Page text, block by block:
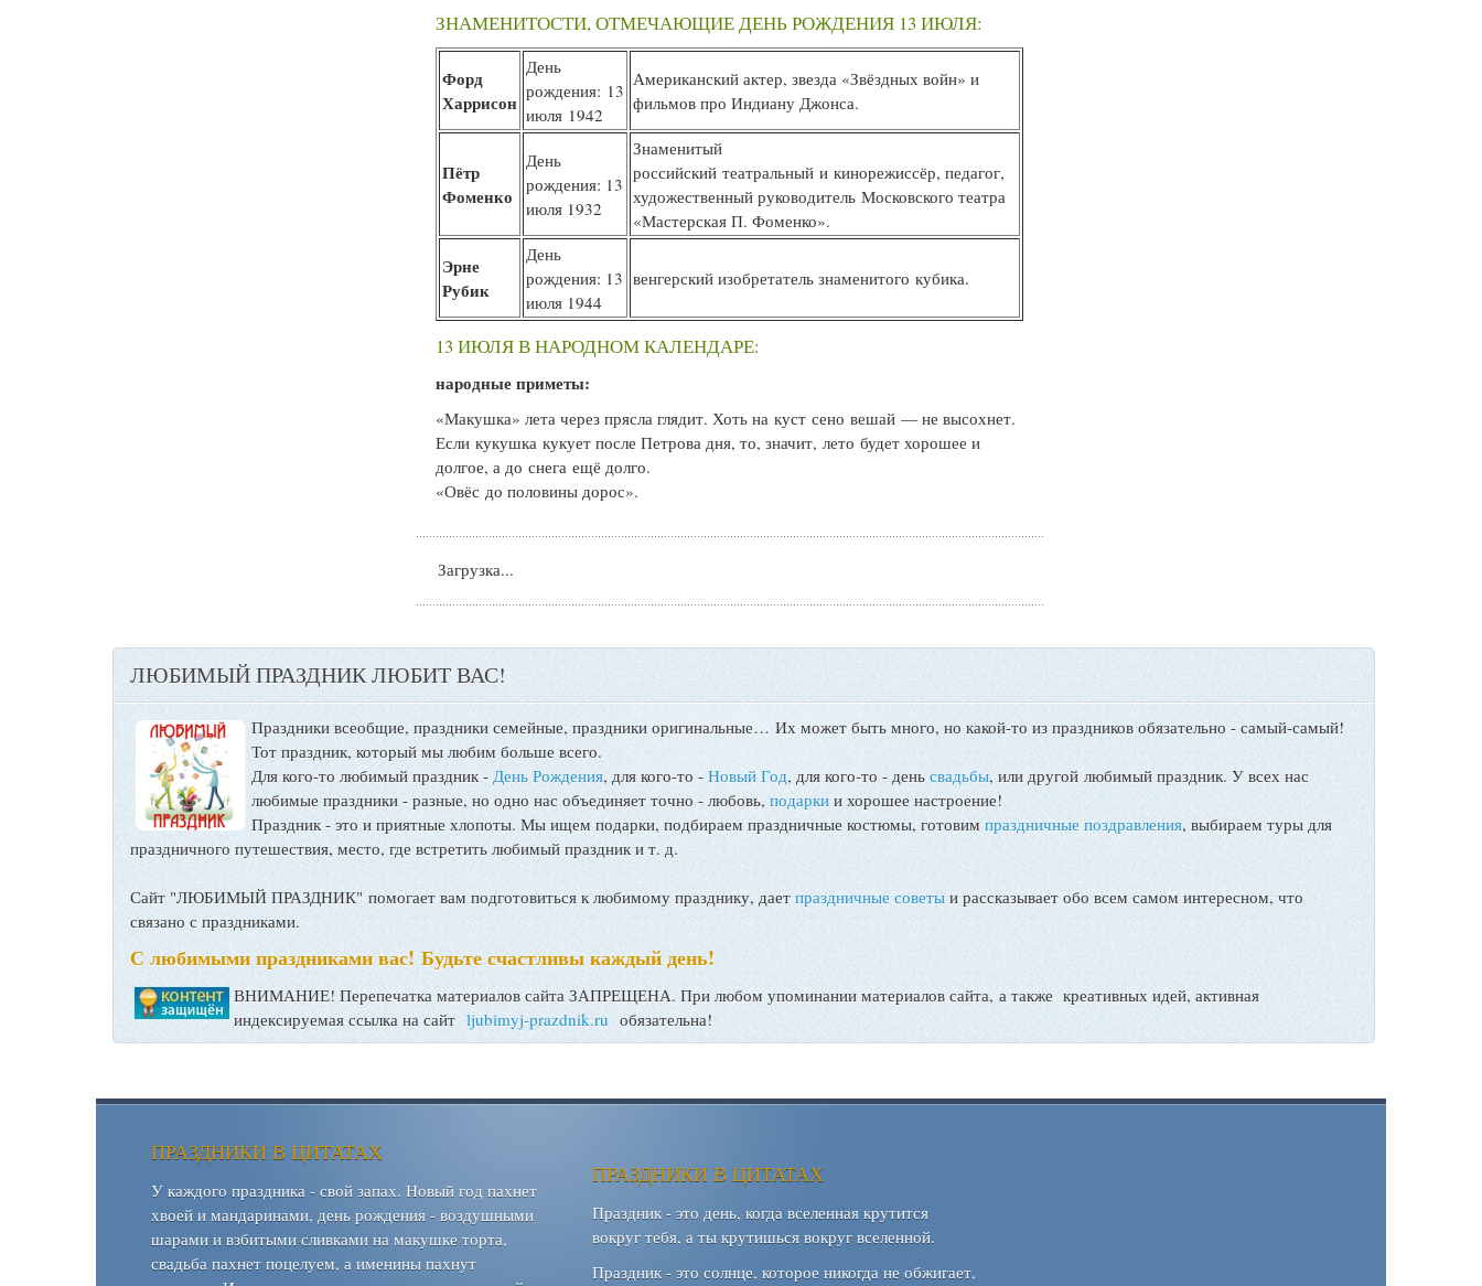
ЗНАМЕНИТОСТИ, ОТМЕЧАЮЩИЕ ДЕНЬ РОЖДЕНИЯ 13 ИЮЛЯ:
Форд
Харрисон
День
рождения: 13
июля 1942
Американский актер, звезда «Звёздных войн» и
фильмов про Индиану Джонса.
Пётр
Фоменко
День
рождения: 13
июля 1932
Знаменитый
российский театральный и кинорежиссёр, педагог,
художественный руководитель Московского театра
«Мастерская П. Фоменко».
Эрне
Рубик
День
рождения: 13
июля 1944
венгерский изобретатель знаменитого кубика.
13 ИЮЛЯ В НАРОДНОМ КАЛЕНДАРЕ:
народные приметы:
«Макушка» лета через прясла глядит. Хоть на куст сено вешай — не высохнет.
Если кукушка кукует после Петрова дня, то, значит, лето будет хорошее и
долгое, а до снега ещё долго.
«Овёс до половины дорос».
Загрузка...
ЛЮБИМЫЙ ПРАЗДНИК ЛЮБИТ ВАС!
Праздники всеобщие, праздники семейные, праздники оригинальные… Их может быть много, но какой-то из праздников обязательно - самый-самый!
Тот праздник, который мы любим больше всего.
Для кого-то любимый праздник -День Рождения, для кого-то - Новый Год, для кого-то - день свадьбы, или другой любимый праздник. У всех нас
любимые праздники - разные, но одно нас объединяет точно - любовь, подарки и хорошее настроение!
Праздник - это и приятные хлопоты. Мы ищем подарки, подбираем праздничные костюмы, готовим праздничные поздравления, выбираем туры для
праздничного путешествия, место, где встретить любимый праздник и т. д.
Сайт "ЛЮБИМЫЙ ПРАЗДНИК" помогает вам подготовиться к любимому празднику, даетпраздничные советыи рассказывает обо всем самом интересном, что
связано с праздниками.
С любимыми праздниками вас! Будьте счастливы каждый день!
ВНИМАНИЕ! Перепечатка материалов сайта ЗАПРЕЩЕНА. При любом упоминании материалов сайта, а также креативных идей, активная
индексируемая ссылка на сайт ljubimyj-prazdnik.ru обязательна!
ПРАЗДНИКИ В ЦИТАТАХ
У каждого праздника - свой запах. Новый год пахнет
хвоей и мандаринами, день рождения - воздушными
шарами и взбитыми сливками на макушке торта,
свадьба пахнет поцелуем, а именины пахнут
ПРАЗДНИКИ В ЦИТАТАХ
Праздник - это день, когда вселенная крутится
вокруг тебя, а ты крутишься вокруг вселенной.
Праздник - это солнце, которое никогда не обжигает,